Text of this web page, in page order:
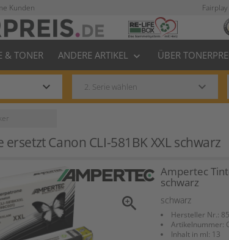
Kunden
& TONER ANDERE ARTIKEL keyboard_arrow_down ÜBER
keyboard_arrow_down keyboard_arrow_down
Canon CLI-581BK XXL schwarz
zoom_in
Ampertec
schwarz
schwarz
Hersteller Nr.:
Artikelnummer:
Inhalt in ml: 13